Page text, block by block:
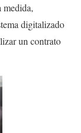
medida,
digitalizado
un contrato